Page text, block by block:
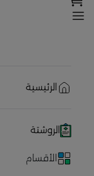
الرئيسية
الروشتة
الأقسام